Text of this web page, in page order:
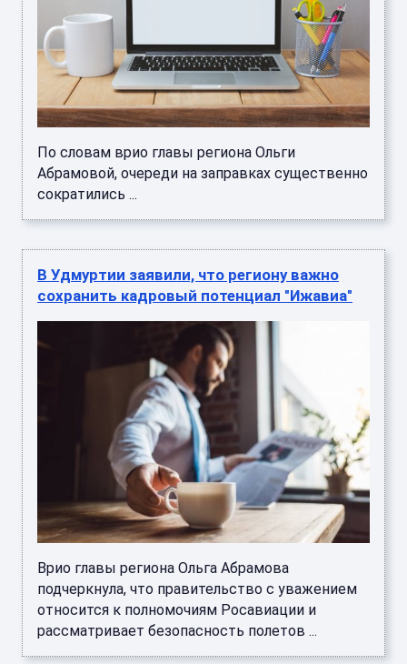
По словам врио главы региона Ольги
Абрамовой, очереди на заправках существенно
сократились ...
В Удмуртии заявили, что региону важно
сохранить кадровый потенциал "Ижавиа"
Врио главы региона Ольга Абрамова
подчеркнула, что правительство с уважением
относится к полномочиям Росавиации и
рассматривает безопасность полетов ...